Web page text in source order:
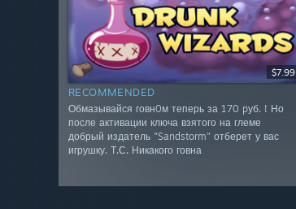
$7.99
RECOMMENDED
Обмазывайся говн0м теперь за 170 pуб. ! Но
после активации ключа взятого на глеме
добрый издатель "Sandstorm" отберет у вас
игрушку. Т.С. Никакого говна